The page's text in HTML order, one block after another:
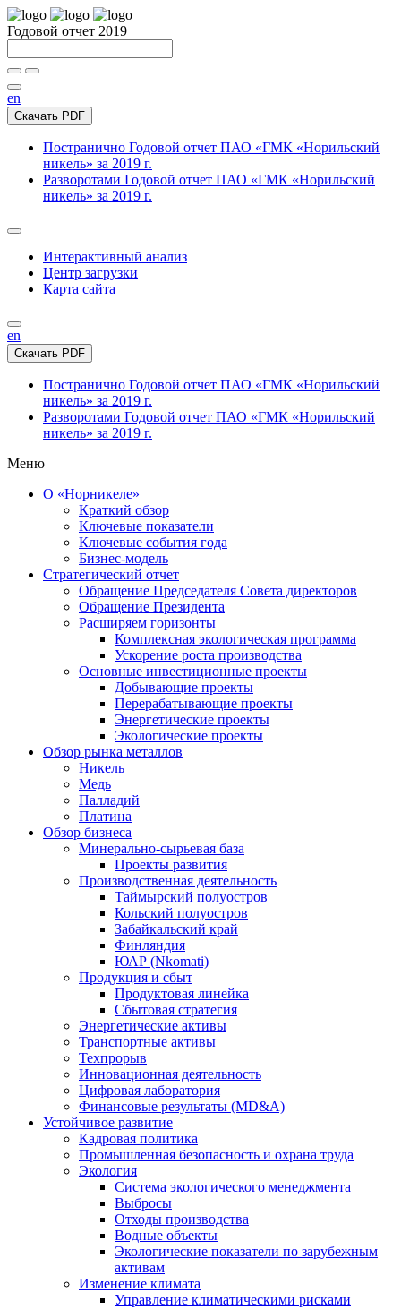
Годовой отчет 2019
en
Скачать PDF
Постранично Годовой отчет ПАО «ГМК «Норильский
никель» за 2019 г.
Разворотами Годовой отчет ПАО «ГМК «Норильский
никель» за 2019 г.
Интерактивный анализ
Центр загрузки
Карта сайта
en
Скачать PDF
Постранично Годовой отчет ПАО «ГМК «Норильский
никель» за 2019 г.
Разворотами Годовой отчет ПАО «ГМК «Норильский
никель» за 2019 г.
Меню
О «Норникеле»
Краткий обзор
Ключевые показатели
Ключевые события года
Бизнес-модель
Стратегический отчет
Обращение Председателя Совета директоров
Обращение Президента
Расширяем горизонты
Комплексная экологическая программа
Ускорение роста производства
Основные инвестиционные проекты
Добывающие проекты
Перерабатывающие проекты
Энергетические проекты
Экологические проекты
Обзор рынка металлов
Никель
Медь
Палладий
Платина
Обзор бизнеса
Минерально-сырьевая база
Проекты развития
Производственная деятельность
Таймырский полуостров
Кольский полуостров
Забайкальский край
Финляндия
ЮАР (Nkomati)
Продукция и сбыт
Продуктовая линейка
Сбытовая стратегия
Энергетические активы
Транспортные активы
Техпрорыв
Инновационная деятельность
Цифровая лаборатория
Финансовые результаты (MD&A)
Устойчивое развитие
Кадровая политика
Промышленная безопасность и охрана труда
Экология
Система экологического менеджмента
Выбросы
Отходы производства
Водные объекты
Экологические показатели по зарубежным
активам
Изменение климата
Управление климатическими рисками